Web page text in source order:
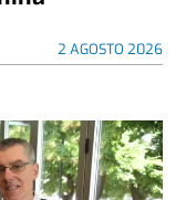
2 AGOSTO 2026